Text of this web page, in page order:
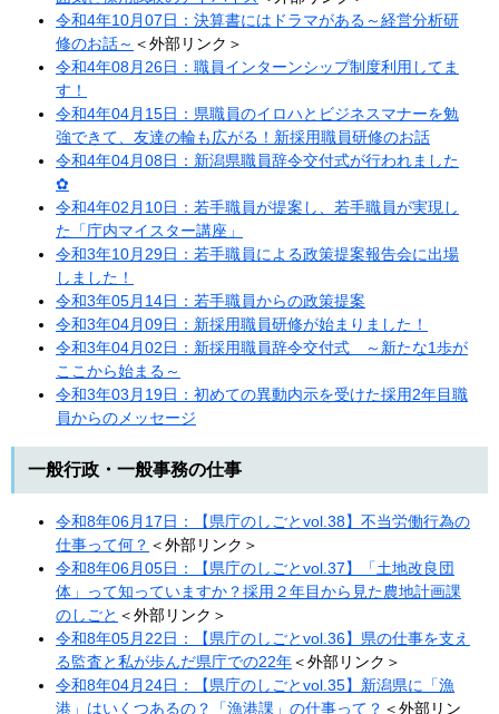
令和4年10月07日：決算書にはドラマがある～経営分析研
修のお話～ ＜外部リンク＞
令和4年08月26日：職員インターンシップ制度利用してま
す！
令和4年04月15日：県職員のイロハとビジネスマナーを勉
強できて、友達の輪も広がる！新採用職員研修のお話
令和4年04月08日：新潟県職員辞令交付式が行われました
✿
令和4年02月10日：若手職員が提案し、若手職員が実現し
た「庁内マイスター講座」
令和3年10月29日：若手職員による政策提案報告会に出場
しました！
令和3年05月14日：若手職員からの政策提案
令和3年04月09日：新採用職員研修が始まりました！
令和3年04月02日：新採用職員辞令交付式 ～新たな1歩が
ここから始まる～
令和3年03月19日：初めての異動内示を受けた採用2年目職
員からのメッセージ​
一般行政・一般事務の仕事
令和8年06月17日：【県庁のしごとvol.38】不当労働行為の
仕事って何？ ＜外部リンク＞
令和8年06月05日：【県庁のしごとvol.37】「土地改良団
体」って知っていますか？採用２年目から見た農地計画課
のしごと ＜外部リンク＞
令和8年05月22日：【県庁のしごとvol.36】県の仕事を支え
る監査と私が歩んだ県庁での22年＜外部リンク＞
令和8年04月24日：【県庁のしごとvol.35】新潟県に「漁
港」はいくつあるの？「漁港課」の仕事って？ ＜外部リン